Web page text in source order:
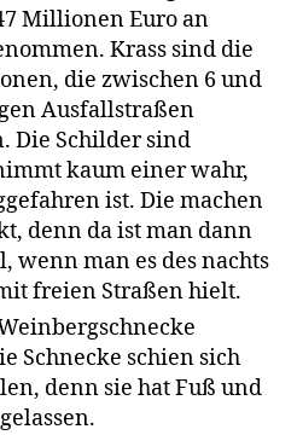
Millionen Euro an
Krass sind die
die zwischen 6 und
Ausfallstraßen
Die Schilder sind
kaum einer wahr,
ist. Die machen
denn da ist man dann
wenn man es des nachts
freien Straßen hielt.
Schnecke schien sich
denn sie hat Fuß und